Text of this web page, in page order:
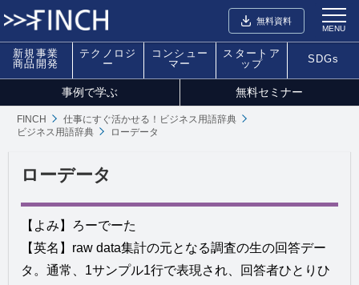
無料資料
MENU
新規事業
商品開発
テクノロジ
ー
コンシュー
マー
スタートア
ップ
SDGs
事例で学ぶ 無料セミナー
FINCH
仕事にすぐ活かせる！ビジネス用語辞典
ビジネス用語辞典
ローデータ
ローデータ
【よみ】ろーでーた
【英名】raw data集計の元となる調査の生の回答デー
タ。通常、1サンプル1行で表現され、回答者ひとりひ